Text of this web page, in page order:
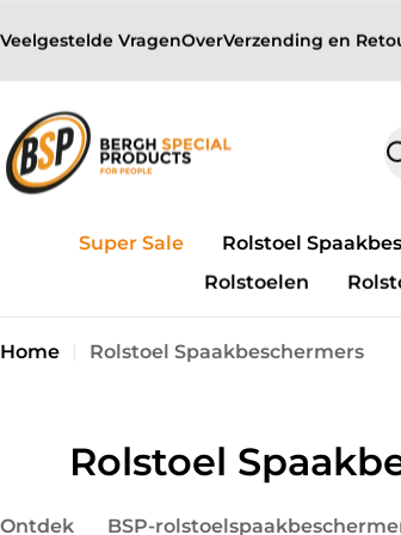
naar
Veelgestelde VragenOverVerzending en
Super Sale Rolstoel
Rolstoelen
Home Rolstoel Spaakbeschermers
C
o
Rolstoel
Ontdek BSP-